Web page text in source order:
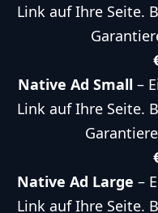
Link auf Ihre Seite.
Native Ad Small –
Link auf Ihre Seite.
Native Ad Large –
Link auf Ihre Seite.